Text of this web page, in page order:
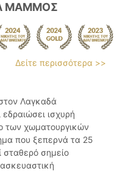
ΜΑΜΜΟΣ
Δείτε περισσότερα >>
Λαγκαδά
ισχυρή
των χωματουργικών
που ξεπερνά τα 25
σταθερό σημείο